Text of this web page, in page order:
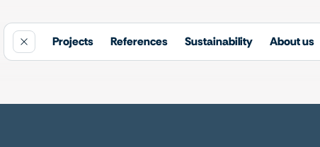
Projects References Sustainability About us